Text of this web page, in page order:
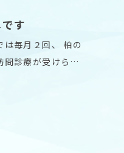
す
毎月２回、 柏の
診療が受けられ